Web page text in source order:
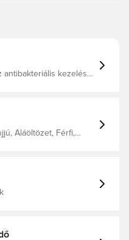
antibakteriális kezelés
Aláöltözet, Férfi,